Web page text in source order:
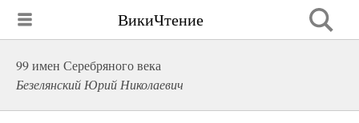
ВикиЧтение
99 имен Серебряного века
Безелянский Юрий Николаевич